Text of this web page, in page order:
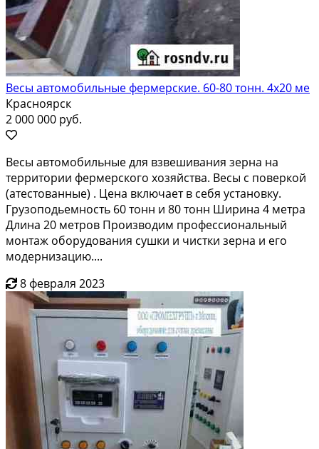
Весы автомобильные фермерские. 60-80 тонн. 4х20 ме
Красноярск
2 000 000 руб.
Весы автомобильные для взвешивания зерна на
территории фермерского хозяйства. Весы с поверкой
(атестованные) . Цена включает в себя установку.
Грузоподьемность 60 тонн и 80 тонн Ширина 4 метра
Длина 20 метров Производим профессиональный
монтаж оборудования сушки и чистки зерна и его
модернизацию....
8 февраля 2023